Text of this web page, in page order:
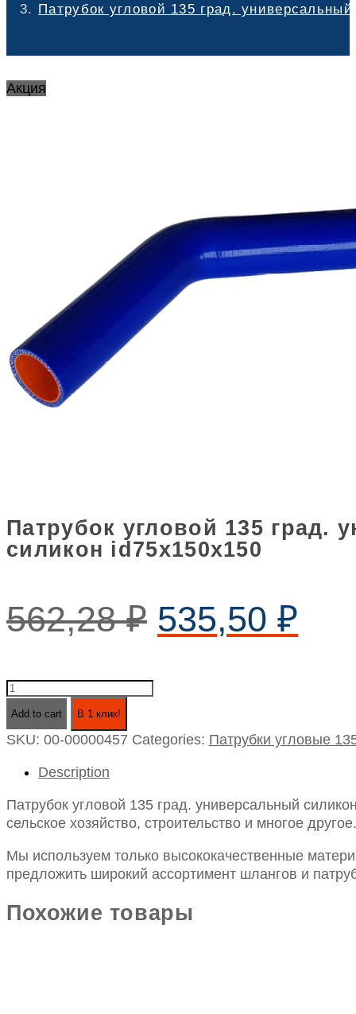
Патрубок угловой 135 град.
Акция
Патрубок угловой 135 град.
силикон id75х150х150
562,28₽ 535,50 ₽
Патрубок
град.
силикон
id75х150х150
quantity
Add to cart В 1 клик!
SKU: 00-00000457 Categories: Патрубки угловые
Description
Патрубок угловой 135 град. универсальный
сельское хозяйство, строительство и многое
Мы используем только высококачественные
предложить широкий ассортимент шлангов и
Похожие товары